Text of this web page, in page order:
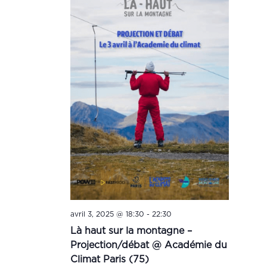
avril 3, 2025 @ 18:30 -22:30
Là haut sur la montagne –
Projection/débat @ Académie du
Climat Paris (75)